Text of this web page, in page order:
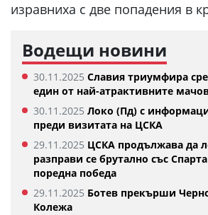
изравниха с две попадения в
Водещи новини
30.11.2025 Славия триумфира
един от най-атрактивните
30.11.2025 Локо (Пд) с
преди визитата на ЦСКА
29.11.2025 ЦСКА продължава да
разправи се брутално със
поредна победа
29.11.2025 Ботев прекърши
Колежа